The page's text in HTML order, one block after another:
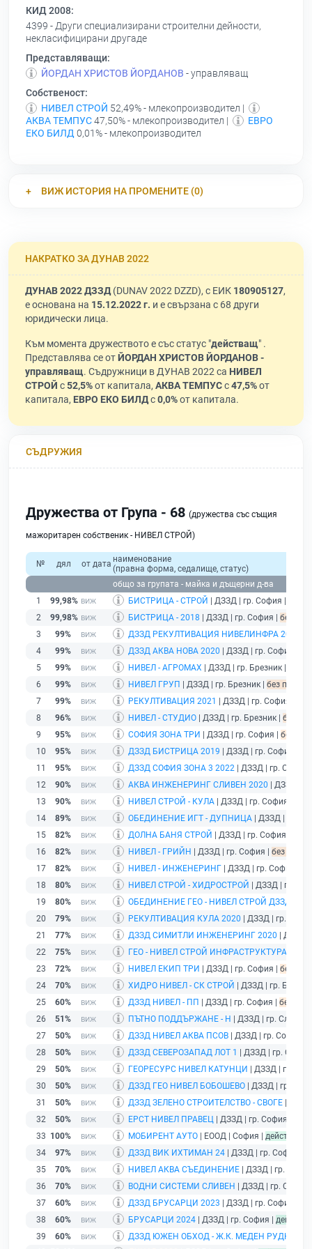
КИД 2008:
4399 - Други специализирани строителни дейности,
некласифицирани другаде
Представляващи:
ЙОРДАН ХРИСТОВ ЙОРДАНОВ - управляващ
Собственост:
НИВЕЛ СТРОЙ 52,49% - млекопроизводител |
АКВА ТЕМПУС47,50% - млекопроизводител |
ЕВРО
ЕКО БИЛД0,01% - млекопроизводител
ВИЖ ИСТОРИЯ НА ПРОМЕНИТЕ (0)
НАКРАТКО ЗА ДУНАВ 2022
ДУНАВ 2022 ДЗЗД(DUNAV 2022 DZZD), с ЕИК 180905127,
е основана на 15.12.2022 г. и е свързана с 68 други
юридически лица.
Към момента дружеството е със статус "действащ" .
Представлява се отЙОРДАН ХРИСТОВ ЙОРДАНОВ -
управляващ. Съдружници в ДУНАВ 2022 са НИВЕЛ
СТРОЙ с52,5%от капитала, АКВА ТЕМПУСс47,5%от
капитала, ЕВРО ЕКО БИЛДс0,0%от капитала.
СЪДРУЖИЯ
Дружества от Група - 68 (дружества със същия
мажоритарен собственик - НИВЕЛ СТРОЙ)
№ дял от дата наименование
(правна форма, седалище, статус)
общо за групата - майка и дъщерни д-ва
1
99,98% БИСТРИЦА - СТРОЙ | ДЗЗД | гр. София |
2
99,98% БИСТРИЦА - 2018 | ДЗЗД | гр. София | без
3
99% ДЗЗД РЕКУЛТИВАЦИЯ НИВЕЛИНФРА 2020
4
99% ДЗЗД АКВА НОВА 2020 | ДЗЗД | гр. София |
5
99% НИВЕЛ - АГРОМАХ | ДЗЗД | гр. Брезник |
6
99% НИВЕЛ ГРУП | ДЗЗД | гр. Брезник | без
7
99% РЕКУЛТИВАЦИЯ 2021 | ДЗЗД | гр. София |
8
96% НИВЕЛ - СТУДИО | ДЗЗД | гр. Брезник | без
9
95% СОФИЯ ЗОНА ТРИ | ДЗЗД | гр. София | без
10
95% ДЗЗД БИСТРИЦА 2019 | ДЗЗД | гр. София |
11
95% ДЗЗД СОФИЯ ЗОНА 3 2022 | ДЗЗД | гр. София
12
90% АКВА ИНЖЕНЕРИНГ СЛИВЕН 2020 | ДЗЗД |
13
90% НИВЕЛ СТРОЙ - КУЛА | ДЗЗД | гр. София |
14
89% ОБЕДИНЕНИЕ ИГТ - ДУПНИЦА | ДЗЗД | гр.
15
82% ДОЛНА БАНЯ СТРОЙ | ДЗЗД | гр. София |
16
82% НИВЕЛ - ГРИЙН | ДЗЗД | гр. София | без
17
82% НИВЕЛ - ИНЖЕНЕРИНГ | ДЗЗД | гр. София |
18
80% НИВЕЛ СТРОЙ - ХИДРОСТРОЙ
| ДЗЗД | гр.
19
80% ОБЕДИНЕНИЕ ГЕО - НИВЕЛ СТРОЙ ДЗЗД
20
79% РЕКУЛТИВАЦИЯ КУЛА 2020 | ДЗЗД | гр.
21
77% ДЗЗД СИМИТЛИ ИНЖЕНЕРИНГ 2020 | ДЗЗД
22
75% ГЕО - НИВЕЛ СТРОЙ ИНФРАСТРУКТУРА
23
72% НИВЕЛ ЕКИП ТРИ | ДЗЗД | гр. София | без
24
70% ХИДРО НИВЕЛ - СК СТРОЙ
| ДЗЗД | гр.
25
60% ДЗЗД НИВЕЛ - ПП | ДЗЗД | гр. София | без
26
51% ПЪТНО ПОДДЪРЖАНЕ - Н
| ДЗЗД | гр. Сливен
27
50% ДЗЗД НИВЕЛ АКВА ПСОВ | ДЗЗД | гр. София |
28
50% ДЗЗД СЕВЕРОЗАПАД ЛОТ 1
| ДЗЗД | гр.
29
50% ГЕОРЕСУРС НИВЕЛ КАТУНЦИ
| ДЗЗД | гр.
30
50% ДЗЗД ГЕО НИВЕЛ БОБОШЕВО | ДЗЗД | гр.
31
50% ДЗЗД ЗЕЛЕНО СТРОИТЕЛСТВО - СВОГЕ
32
50% ЕРСТ НИВЕЛ ПРАВЕЦ | ДЗЗД | гр. София |
33 100% МОБИРЕНТ АУТО | ЕООД | София | действащ
34
97% ДЗЗД ВИК ИХТИМАН 24 | ДЗЗД | гр. София |
35
70% НИВЕЛ АКВА СЪЕДИНЕНИЕ | ДЗЗД | гр.
36
70% ВОДНИ СИСТЕМИ СЛИВЕН
| ДЗЗД | гр.
37
60% ДЗЗД БРУСАРЦИ 2023 | ДЗЗД | гр. София |
38
60% БРУСАРЦИ 2024 | ДЗЗД | гр. София |
39
60% ДЗЗД ЮЖЕН ОБХОД - Ж.К. МЕДЕН РУДНИК